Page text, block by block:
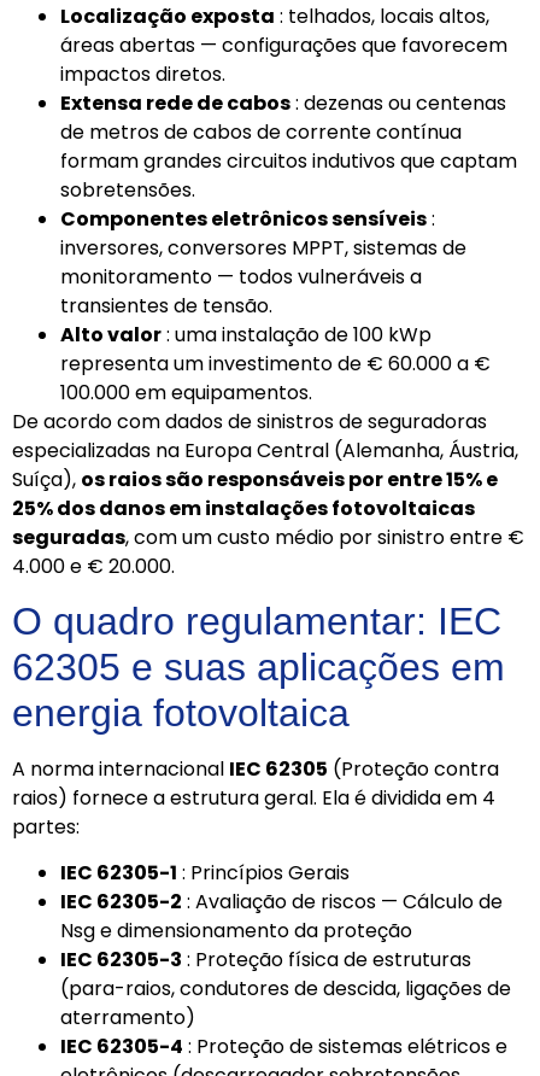
Localização exposta : telhados, locais altos,
áreas abertas — configurações que favorecem
impactos diretos.
Extensa rede de cabos: dezenas ou centenas
de metros de cabos de corrente contínua
formam grandes circuitos indutivos que captam
sobretensões.
Componentes eletrônicos sensíveis:
inversores, conversores MPPT, sistemas de
monitoramento — todos vulneráveis ​​a
transientes de tensão.
Alto valor: uma instalação de 100 kWp
representa um investimento de € 60.000 a €
100.000 em equipamentos.
De acordo com dados de sinistros de seguradoras
especializadas na Europa Central (Alemanha, Áustria,
Suíça), os raios são responsáveis ​​por entre 15% e
25% dos danos em instalações fotovoltaicas
seguradas, com um custo médio por sinistro entre €
4.000 e € 20.000.
O quadro regulamentar: IEC
62305 e suas aplicações em
energia fotovoltaica
A norma internacional IEC 62305 (Proteção contra
raios) fornece a estrutura geral. Ela é dividida em 4
partes:
IEC 62305-1 : Princípios Gerais
IEC 62305-2 : Avaliação de riscos — Cálculo de
Nsg e dimensionamento da proteção
IEC 62305-3 : Proteção física de estruturas
(para-raios, condutores de descida, ligações de
aterramento)
IEC 62305-4 : Proteção de sistemas elétricos e